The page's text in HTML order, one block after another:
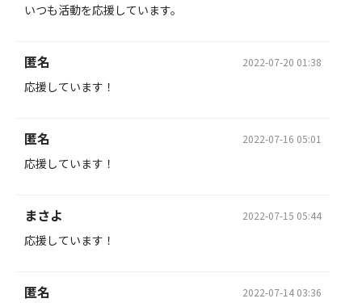
いつも活動を応援しています。
匿名 2022-07-20 01:38
応援しています！
匿名 2022-07-16 05:01
応援しています！
まさよ 2022-07-15 05:44
応援しています！
匿名 2022-07-14 03:36